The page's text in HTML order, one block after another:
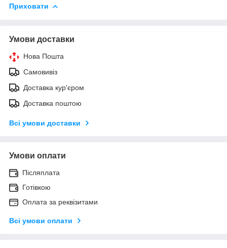
Приховати
Умови доставки
Нова Пошта
Самовивіз
Доставка кур'єром
Доставка поштою
Всі умови доставки
Умови оплати
Післяплата
Готівкою
Оплата за реквізитами
Всі умови оплати